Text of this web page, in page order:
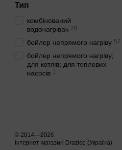
Тип
комбінований
водонагрівач 28
бойлер непрямого нагріву 57
бойлер непрямого нагріву;
для котлів; для теплових
насосів 1
© 2014—2026
Інтернет-магазин Drazice (Україна)